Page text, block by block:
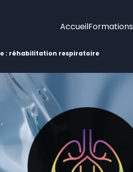
AccueilFormations
: réhabilitation respiratoire